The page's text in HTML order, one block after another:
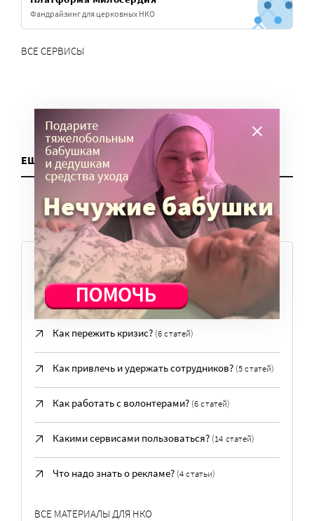
Фандрайзинг для церковных НКО
ВСЕ СЕРВИСЫ
ЕЩЕ ДЛЯ НКО
ПОПУЛЯРНЫЕ ВОПРОСЫ
Где учиться?(3 статьи)
Как пережить кризис? (6 статей)
Как привлечь и удержать сотрудников? (5 статей)
Как работать с волонтерами? (6 статей)
Какими сервисами пользоваться? (14 статей)
Что надо знать о рекламе? (4 статьи)
ВСЕ МАТЕРИАЛЫ ДЛЯ НКО